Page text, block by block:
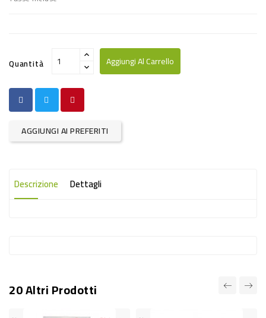
ALIMENTI
CONSERVATI
CURA
CASA
CARTA
LAVAGGIO
Quantità Aggiungi Al Carrello
AGGIUNGI AI PREFERITI
Descrizione Dettagli
20 Altri Prodotti